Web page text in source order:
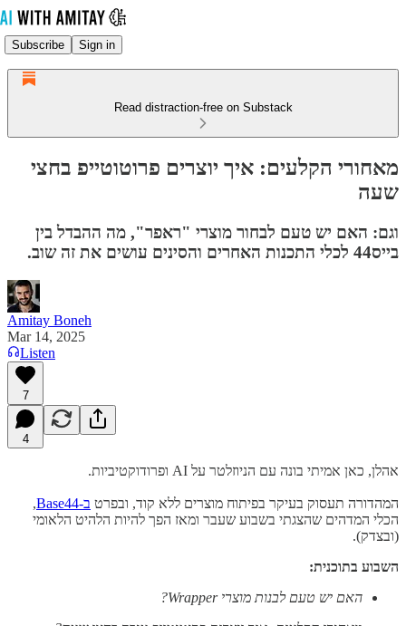
Subscribe Sign in
Read distraction-free on Substack
מאחורי הקלעים: איך יוצרים פרוטוטייפ בחצי
שעה
וגם: האם יש טעם לבחור מוצרי "ראפר", מה ההבדל בין
בייס44 לכלי התכנות האחרים והסינים עושים את זה שוב.
Amitay Boneh
Mar 14, 2025
Listen
7
4
אהלן, כאן אמיתי בונה עם הניוזלטר על AI ופרודוקטיביות.
המהדורה תעסוק בעיקר בפיתוח מוצרים ללא קוד, ובפרט ב-Base44
,
הכלי המדהים שהצגתי בשבוע שעבר ומאז הפך להיות הלהיט הלאומי
(ובצדק).
השבוע בתוכנית:
האם יש טעם לבנות מוצרי Wrapper?